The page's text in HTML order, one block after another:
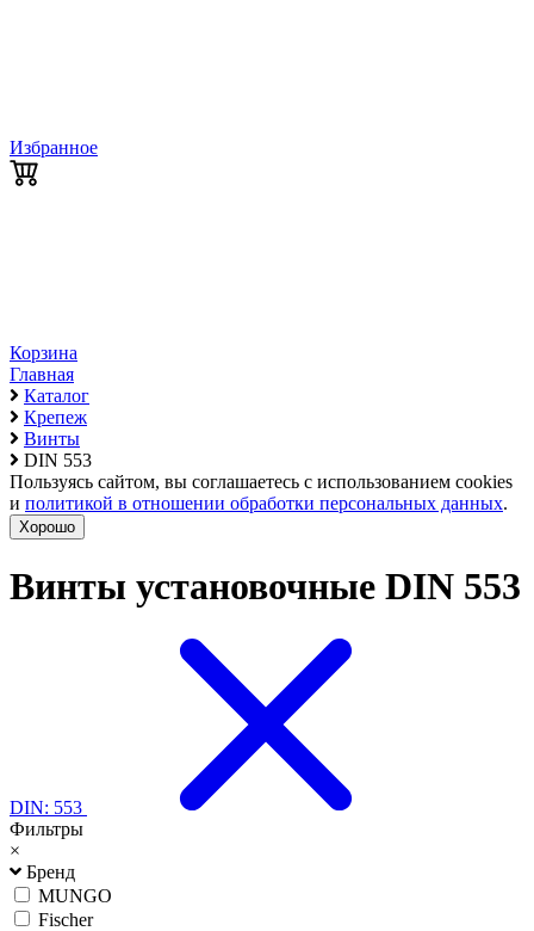
Избранное
Корзина
Главная
Каталог
Крепеж
Винты
DIN 553
Пользуясь сайтом, вы соглашаетесь с использованием cookies
и политикой в отношении обработки персональных данных.
Хорошо
Винты установочные DIN 553
DIN: 553
Фильтры
×
Бренд
MUNGO
Fischer